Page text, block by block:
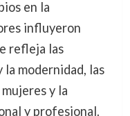
en la
influyeron
refleja las
modernidad, las
y la
y profesional.